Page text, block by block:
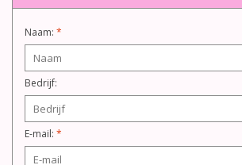
Naam: *
Bedrijf:
E-mail: *